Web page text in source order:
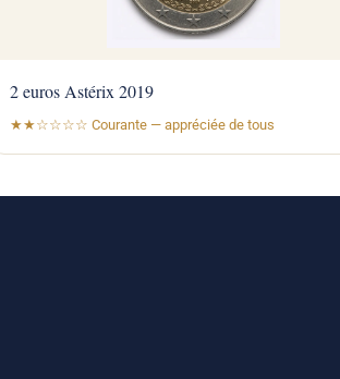
2 euros Astérix 2019
★★☆☆☆☆ Courante — appréciée de tous